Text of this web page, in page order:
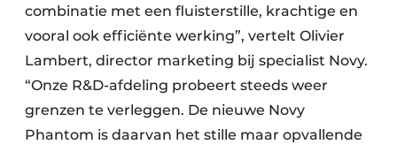
combinatie met een fluisterstille, krachtige en
vooral ook efficiënte werking”, vertelt Olivier
Lambert, director marketing bij specialist Novy.
“Onze R&D-afdeling probeert steeds weer
grenzen te verleggen. De nieuwe Novy
Phantom is daarvan het stille maar opvallende